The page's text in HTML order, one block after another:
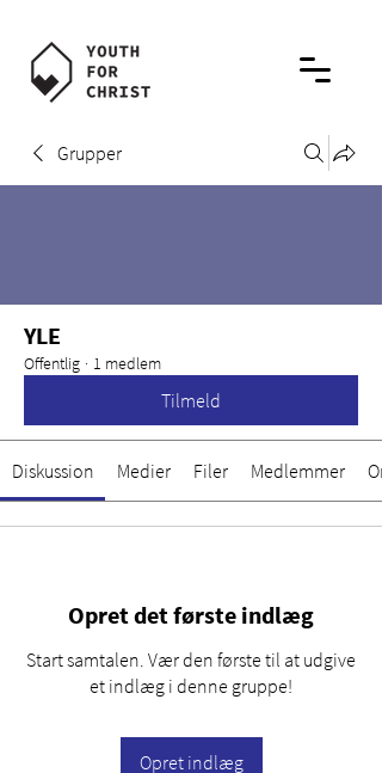
Grupper
YLE
Offentlig · 1 medlem
Tilmeld
Diskussion Medier Filer Medlemmer
Opret det første indlæg
Start samtalen. Vær den første til at udgive
et indlæg i denne gruppe!
Opret indlæg